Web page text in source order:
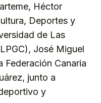
Héctor
Deportes y
de Las
José Miguel
Federación Canaria
junto a
y